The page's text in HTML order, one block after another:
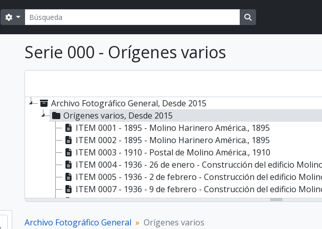
Búsqueda
Search options Search in browse page
Búsqueda
Serie 000 - Orígenes varios
Archivo Fotográfico General, Desde 2015
Orígenes varios, Desde 2015
ITEM 0001 - 1895 - Molino Harinero América., 1895
ITEM 0002 - 1895 - Molino Harinero América., 1895
ITEM 0003 - 1910 - Postal de Molino América., 1910
ITEM 0004 - 1936 - 26 de enero - Construcción del edificio
ITEM 0005 - 1936 - 2 de febrero - Construcción del edificio
ITEM 0007 - 1936 - 9 de febrero - Construcción del edificio
ITEM 0008 - 1936 - 9 de febrero - Construcción del edificio
ITEM 0010 - 1936 - 16 de febrero - Construcción del edificio
Archivo Fotográfico General Orígenes varios